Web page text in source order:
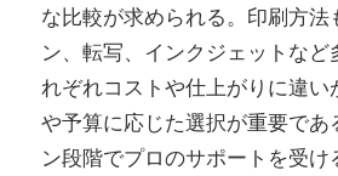
な比較が求められる。印刷方
ン、転写、インクジェットな
れぞれコストや仕上がりに違い
や予算に応じた選択が重要であ
ン段階でプロのサポートを受